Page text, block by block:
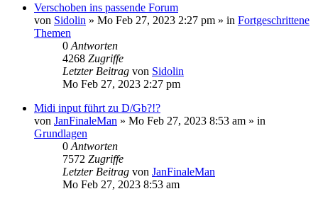
Verschoben ins passende Forum
von Sidolin » Mo Feb 27, 2023 2:27 pm » in Fortgeschrittene
Themen
0 Antworten
4268 Zugriffe
Letzter Beitrag von Sidolin
Mo Feb 27, 2023 2:27 pm
Midi input führt zu D/Gb?!?
von JanFinaleMan » Mo Feb 27, 2023 8:53 am » in
Grundlagen
0 Antworten
7572 Zugriffe
Letzter Beitrag von JanFinaleMan
Mo Feb 27, 2023 8:53 am